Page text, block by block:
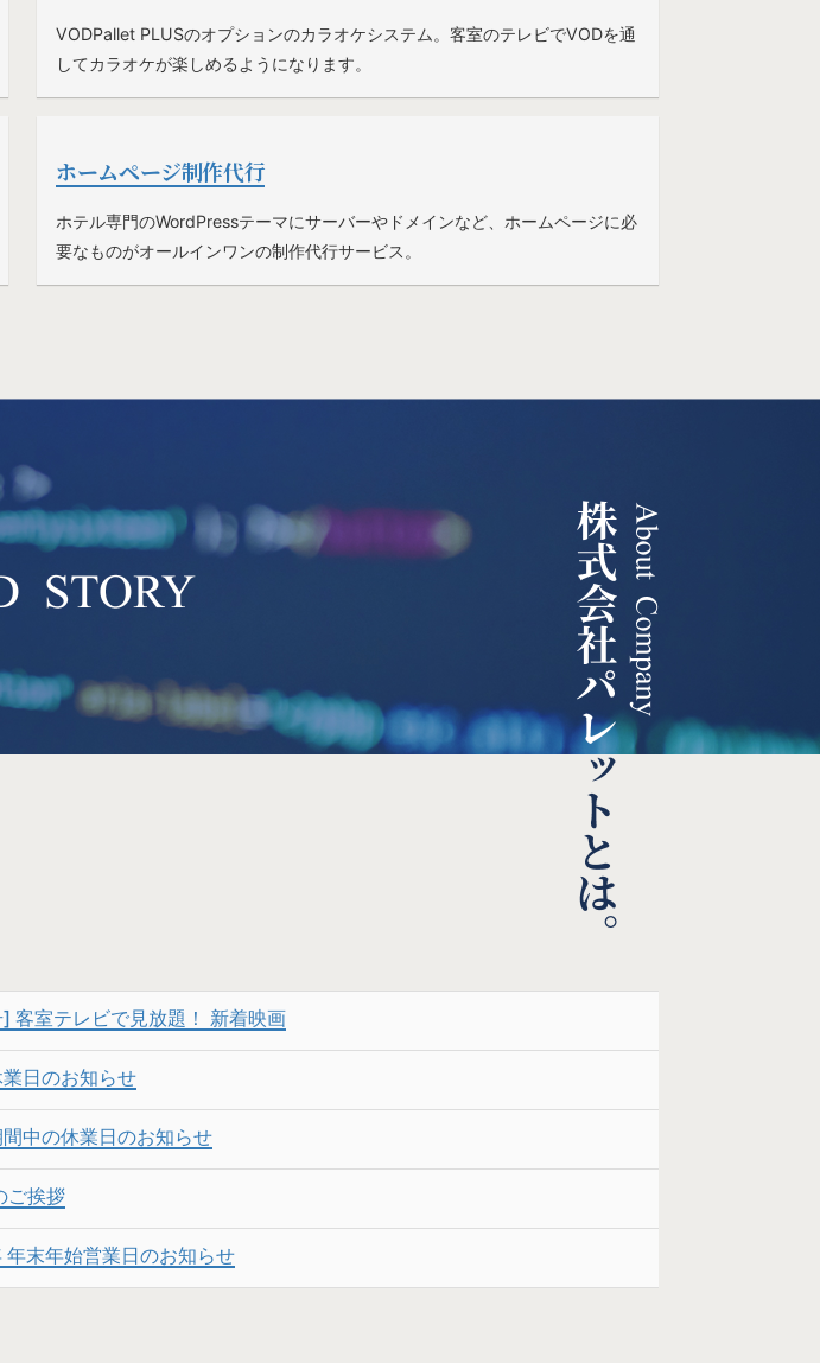
VODPallet PLUSのオプションのカラオケシステム。客室のテレビでVODを通
してカラオケが楽しめるようになります。
ホームページ制作代行
ホテル専門のWordPressテーマにサーバーやドメインなど、ホームページに必
要なものがオールインワンの制作代行サービス。
客室テレビで見放題！ 新着映画
日のお知らせ
中の休業日のお知らせ
ご挨拶
末年始営業日のお知らせ